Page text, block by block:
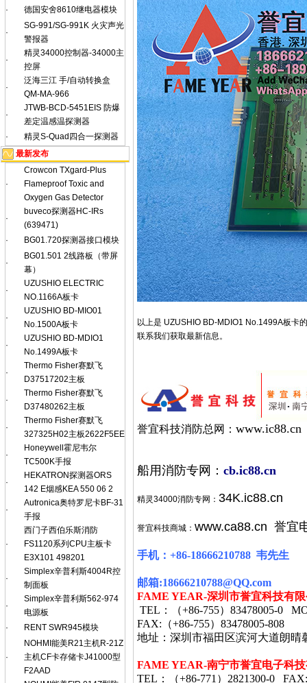
·
德国安舍8610继电器模块
·
SG-991/SG-991K 火灾声光
警报器
·
精灵34000控制器-34000主
控屏
·
泛海三江 手/自动转换盒
QM-MA-966
·
JTWB-BCD-5451EIS 防爆
差定温感温探测器
·
精灵S-Quad四合一探测器
最新发布
·
Crowcon TXgard-Plus
Flameproof Toxic and
Oxygen Gas Detector
·
buveco探测器HC-IRs
(639471)
·
BG01.720探测器接口模块
·
BG01.501 2线路板（带屏
幕）
·
UZUSHIO ELECTRIC
NO.1166A板卡
·
UZUSHIO BD-MIO01
No.1500A板卡
·
UZUSHIO BD-MDIO1
No.1499A板卡
·
Thermo Fisher赛默飞
D37517202主板
·
Thermo Fisher赛默飞
D37480262主板
·
Thermo Fisher赛默飞
327325H02主板2622F5EE
·
Honeywell霍尼韦尔
TC500K手报
·
HEKATRON探测器ORS
142 E烟感KEA 550 06 2
·
Autronica奥特罗尼卡BF-31
手报
·
西门子西伯乐斯消防
FS1120系列CPU主板卡
E3X101 498201
·
Simplex辛普利斯4004R控
制面板
·
Simplex辛普利斯562-974
电源板
·
RENT SWR945模块
·
NOHMI能美R21主机R-21Z
主机CF卡存储卡J41000型
F2AAD
以上是 UZUSHIO BD-MDIO1 No.1499A板卡
联系我们获取最新信息。
誉宜科技消防总网： www.ic88.cn
船用消防专网： cb.ic88.cn
精灵34000消防专网： 34K.ic88.cn
誉宜科技商城： www.ca88.cn 誉宜
手机： +86-18666210788 韦先生
邮箱:18666210788@QQ.com
FAME YEAR-深圳市誉宜科技有
TEL ：（+86-755） 83478005-0
FAX: （+86-755） 83478005-808
地址：深圳市福田区滨河大道朗晴
FAME YEAR-南宁市誉宜电子科
TEL ：（+86-771 ） 2821300-0 FAX: